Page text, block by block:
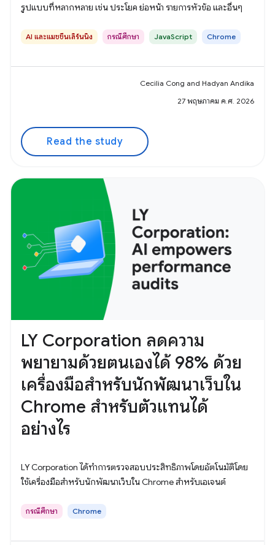
รูปแบบที่หลากหลาย เช่น ประโยค ย่อหน้า รายการหัวข้อ และอื่นๆ
AI และแมชชีนเลิร์นนิง กรณีศึกษา JavaScript Chrome
Cecilia Cong and Hadyan Andika
27 พฤษภาคม ค.ศ. 2026
Read the study
LY Corporation ลดความ
พยายามด้วยตนเองได้ 98% ด้วย
เครื่องมือสำหรับนักพัฒนาเว็บใน
Chrome สำหรับตัวแทนได้
อย่างไร
LY Corporation ได้ทำการตรวจสอบประสิทธิภาพโดยอัตโนมัติโดย
ใช้เครื่องมือสำหรับนักพัฒนาเว็บใน Chrome สำหรับเอเจนต์
กรณีศึกษา Chrome